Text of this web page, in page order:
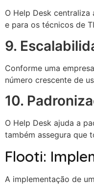
O Help Desk
e para os técnicos de
9.
Conforme uma
número crescente de
10.
O Help Desk ajuda a
também assegura que
Flooti:
A implementação de